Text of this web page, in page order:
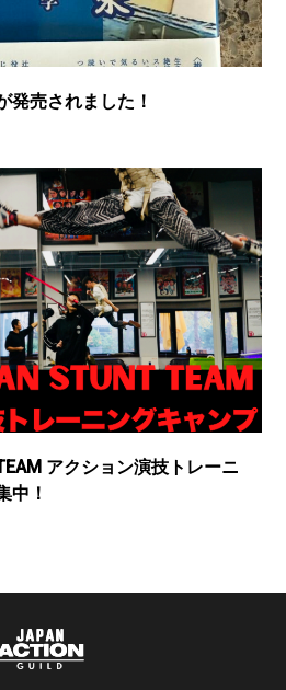
発売されました！
アクション演技トレーニ
中！